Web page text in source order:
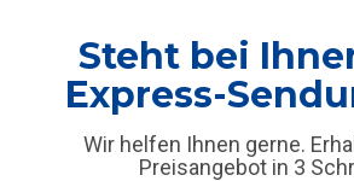
Steht bei
Express-
Wir helfen Ihnen gerne.
Preisangebot in 3